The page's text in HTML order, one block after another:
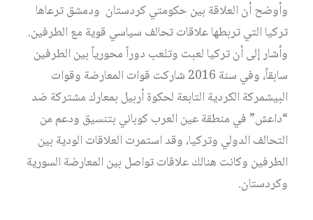
وأوضح أن العلاقة بين حكومتي كردستان ودمشق ترعاها
تركيا التي تربطها علاقات تحالف سياسي قوية مع الطرفين.
وأشار إلى أن تركيا لعبت وتلعب دوراً محورياً بين الطرفين
سابقاً، وفي سنة 2016 شاركت قوات المعارضة وقوات
البيشمركة الكردية التابعة لحكوة أربيل بمعارك مشتركة ضد
“داعش” في منطقة عين العرب كوباني بتنسيق ودعم من
التحالف الدولي وتركيا، وقد استمرت العلاقات الودية بين
الطرفين وكانت هنالك علاقات تواصل بين المعارضة السورية
وكردستان.